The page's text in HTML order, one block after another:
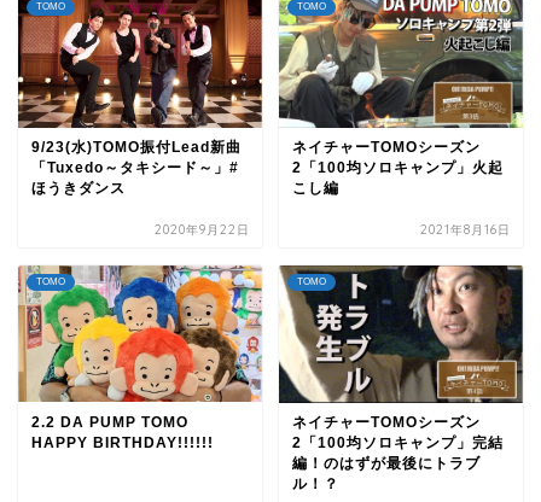
TOMO
9/23(水)TOMO振付Lead新曲
「Tuxedo～タキシード～」#
ほうきダンス
2020年9月22日
TOMO
ネイチャーTOMOシーズン
2「100均ソロキャンプ」火起
こし編
2021年8月16日
TOMO
2.2 DA PUMP TOMO
HAPPY BIRTHDAY!!!!!!
TOMO
ネイチャーTOMOシーズン
2「100均ソロキャンプ」完結
編！のはずが最後にトラブ
ル！？